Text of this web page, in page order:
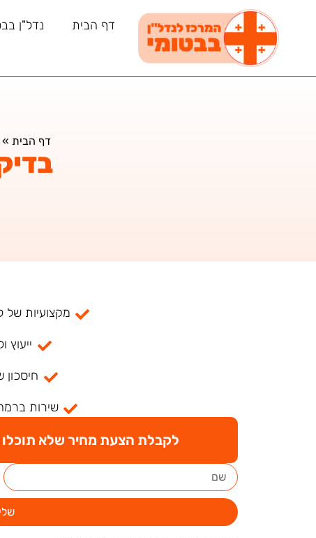
דף הבית נדל"ן
דף הבית »
מקצועיות של
ייעוץ
חיסכון
שירות
לקבלת הצעת מחיר שלא תוכלו